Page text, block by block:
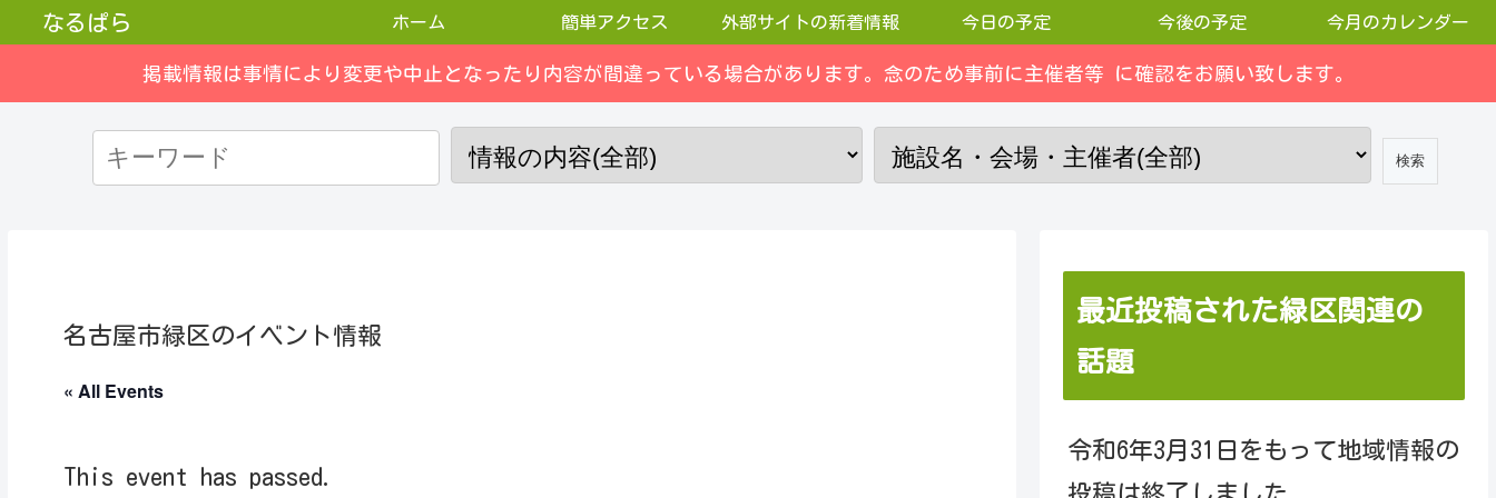
なるぱら ホーム 簡単アクセス 外部サイトの新着情報 今日の予定 今後の予定 今月のカレンダー
掲載情報は事情により変更や中止となったり内容が間違っている場合があります。念のため事前に主催者等 に確認をお願い致します。
名古屋市緑区のイベント情報
« All Events
This event has passed.
最近投稿された緑区関連の
話題
令和6年3月31日をもって地域情報の